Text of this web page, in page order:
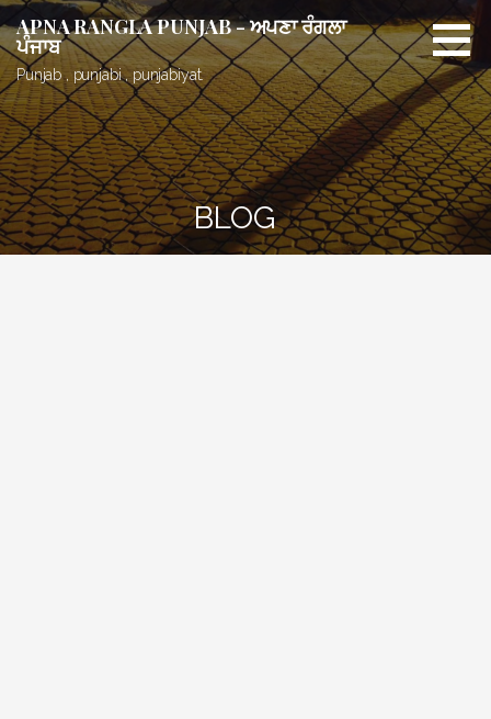
Skip
to
content
APNA RANGLA PUNJAB - ਅਪਣਾ ਰੰਗਲਾ
ਪੰਜਾਬ
Punjab , punjabi , punjabiyat.
BLOG